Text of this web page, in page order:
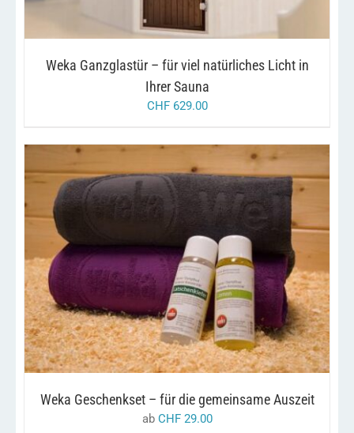
Weka Ganzglastür – für viel natürliches Licht in
Ihrer Sauna
CHF629.00
AUSFÜHRUNG WÄHLEN DIESES
PRODUKT
WEIST
MEHRERE
VARIANTEN
AUF.
DIE
OPTIONEN
KÖNNEN
DER
PRODUKTSEITE
/ DETAILS
Weka Geschenkset – für die gemeinsame Auszeit
ab CHF29.00